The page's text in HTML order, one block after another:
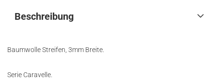
Beschreibung
Baumwolle Streifen, 3mm Breite.
Serie Caravelle.